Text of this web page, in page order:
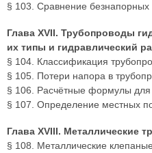
§ 103. Сравнение
Глава XVII. Трубопроводы
их типы и гидравлический
§ 104. Классификация
§ 105. Потери напора в
§ 106. Расчётные формулы для
§ 107. Определение местных
Глава XVIII. Металлические
§ 108. Металлические